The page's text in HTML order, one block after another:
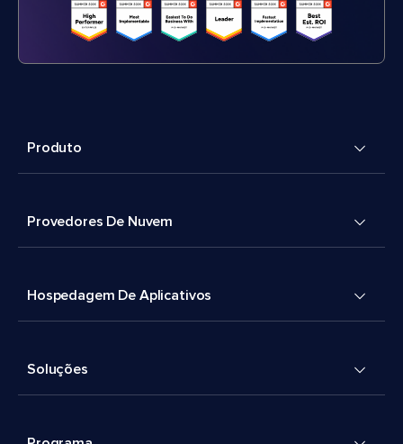
Produto
Provedores De Nuvem
Hospedagem De Aplicativos
Soluções